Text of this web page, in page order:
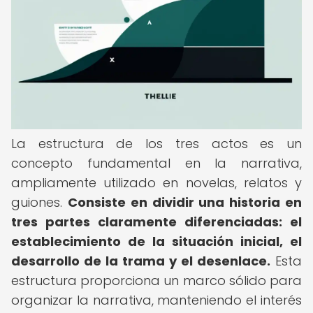
La estructura de los tres actos es un
concepto fundamental en la narrativa,
ampliamente utilizado en novelas, relatos y
guiones. Consiste en dividir una historia en
tres partes claramente diferenciadas: el
establecimiento de la situación inicial, el
desarrollo de la trama y el desenlace. Esta
estructura proporciona un marco sólido para
organizar la narrativa, manteniendo el interés